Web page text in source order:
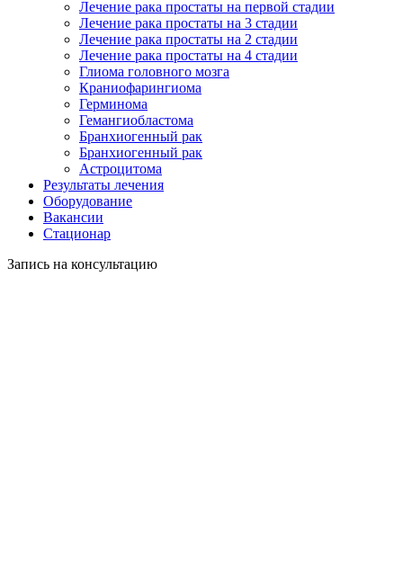
Лечение рака простаты на первой стадии
Лечение рака простаты на 3 стадии
Лечение рака простаты на 2 стадии
Лечение рака простаты на 4 стадии
Глиома головного мозга
Краниофарингиома
Герминома
Гемангиобластома
Бранхиогенный рак
Бранхиогенный рак
Астроцитома
Результаты лечения
Оборудование
Вакансии
Стационар
Запись на консультацию